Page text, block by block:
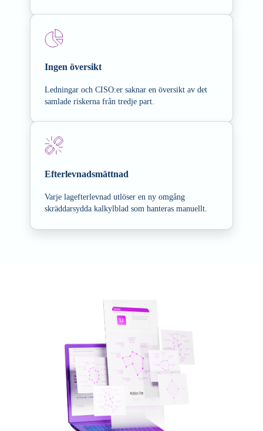
Ingen översikt
Ledningar och CISO:er saknar en översikt av det
samlade riskerna från tredje part.
Efterlevnadsmättnad
Varje lagefterlevnad utlöser en ny omgång
skräddarsydda kalkylblad som hanteras manuellt.